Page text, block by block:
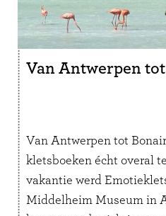
Van Antwerpen
Van Antwerpen tot
kletsboeken écht overal
vakantie werd
Middelheim Museum in